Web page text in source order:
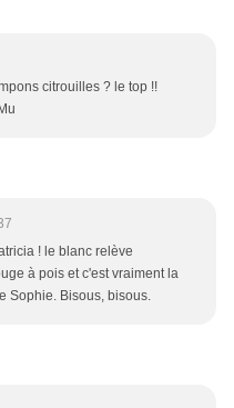
citrouilles ? le top !!
! le blanc relève
à pois et c'est vraiment la
Sophie. Bisous, bisous.